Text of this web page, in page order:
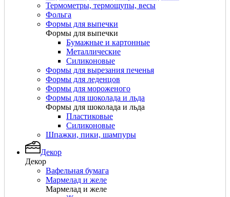
Термометры, термощупы, весы
Фольга
Формы для выпечки
Формы для выпечки
Бумажные и картонные
Металлические
Силиконовые
Формы для вырезания печенья
Формы для леденцов
Формы для мороженого
Формы для шоколада и льда
Формы для шоколада и льда
Пластиковые
Силиконовые
Шпажки, пики, шампуры
Декор
Декор
Вафельная бумага
Мармелад и желе
Мармелад и желе